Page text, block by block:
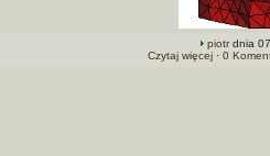
piotrdnia
Czytaj więcej· 0